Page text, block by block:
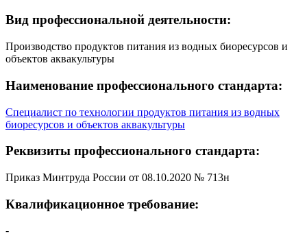
Вид профессиональной деятельности:
Производство продуктов питания из водных биоресурсов и
объектов аквакультуры
Наименование профессионального стандарта:
Специалист по технологии продуктов питания из водных
биоресурсов и объектов аквакультуры
Реквизиты профессионального стандарта:
Приказ Минтруда России от 08.10.2020 № 713н
Квалификационное требование:
-